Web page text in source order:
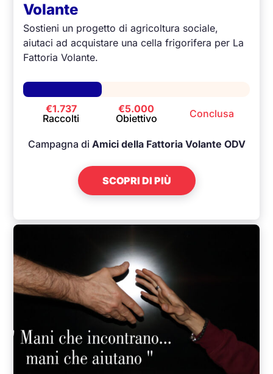
Volante
Sostieni un progetto di agricoltura sociale,
aiutaci ad acquistare una cella frigorifera per La
Fattoria Volante.
€1.737
Raccolti
€5.000
Obiettivo
Conclusa
Campagna di Amici della Fattoria Volante ODV
SCOPRI DI PIÙ